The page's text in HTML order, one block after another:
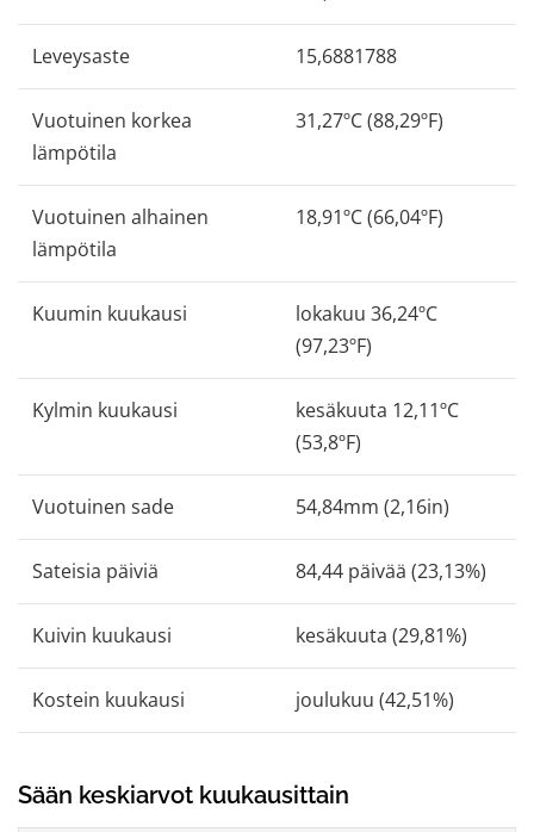
Leveysaste 15,6881788
Vuotuinen korkea
lämpötila
31,27ºC (88,29ºF)
Vuotuinen alhainen
lämpötila
18,91ºC (66,04ºF)
Kuumin kuukausi
lokakuu 36,24ºC
(97,23ºF)
Kylmin kuukausi
kesäkuuta 12,11ºC
(53,8ºF)
Vuotuinen sade 54,84mm (2,16in)
Sateisia päiviä 84,44 päivää (23,13%)
Kuivin kuukausi kesäkuuta (29,81%)
Kostein kuukausi joulukuu (42,51%)
Sään keskiarvot kuukausittain